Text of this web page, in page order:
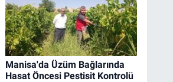
Manisa'da Üzüm Bağlarında
Hasat Öncesi Pestisit Kontrolü